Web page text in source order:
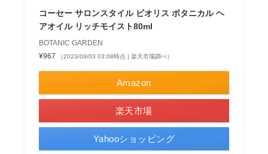
コーセー サロンスタイル ビオリス ボタニカル ヘ
アオイル リッチモイスト80ml
BOTANIC GARDEN
¥967
（2023/09/03 03:08時点 | 楽天市場調べ）
Amazon
楽天市場
Yahooショッピング